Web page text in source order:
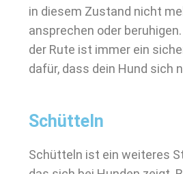
in diesem Zustand nicht
ansprechen oder
der Rute ist immer ein
dafür, dass dein Hund sich
Schütteln
Schütteln ist ein weiteres